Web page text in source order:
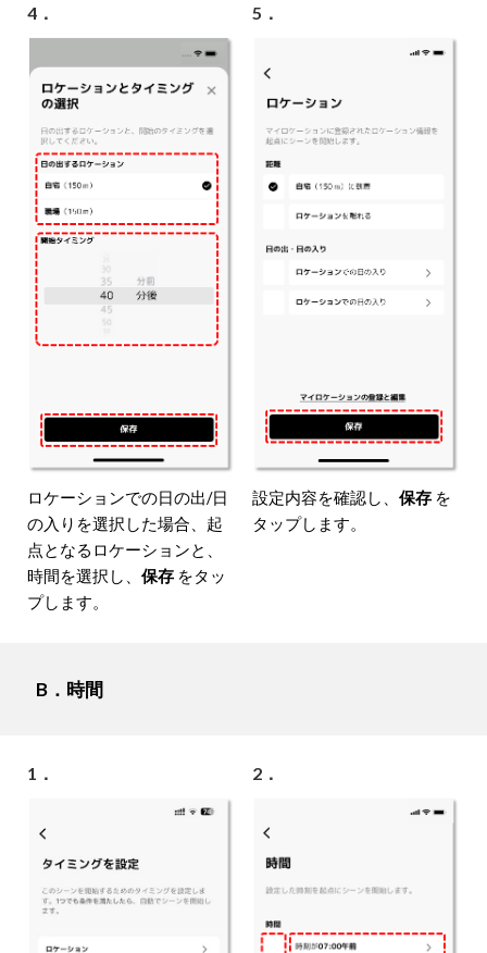
4．
ロケーションでの日の出/日
の入りを選択した場合、起
点となるロケーションと、
時間を選択し、保存 をタッ
プします。
5．
設定内容を確認し、 保存 を
タップします。
B．時間
1． 2．